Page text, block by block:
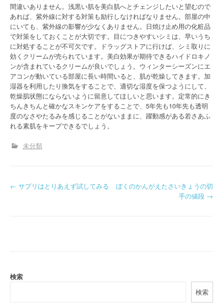
間違いありません。浅黒い肌を美白肌へとチェンジしたいと望むので
あれば、紫外線に対する対策も励行しなければなりません。部屋の中
にいても、紫外線の影響が少なくありません。日焼け止め用の化粧品
で対策をしておくことが大切です。目につきやすいシミは、早いうち
に対処することが不可欠です。ドラッグストアに行けば、シミ取りに
効くクリームが売られています。美白効果が期待できるハイドロキノ
ンが含まれているクリームが良いでしょう。ウィンターシーズンにエ
アコンが動いている部屋に長い時間いると、肌が乾燥してきます。加
湿器を利用したり換気をすることで、適切な湿度を保つようにして、
乾燥肌状態にならないように留意してほしいと思います。定常的にき
ちんきちんと確かなスキンケアをすることで、5年先も10年先も透明
度のなさやたるみを感じることがないままに、躍動感がある若さあふ
れる素肌をキープできるでしょう。
未分類
P
a
← サプリはとりあえず試してみる
ぼくのかんがえたさいきょうの切
手の値段 →
検索
検索